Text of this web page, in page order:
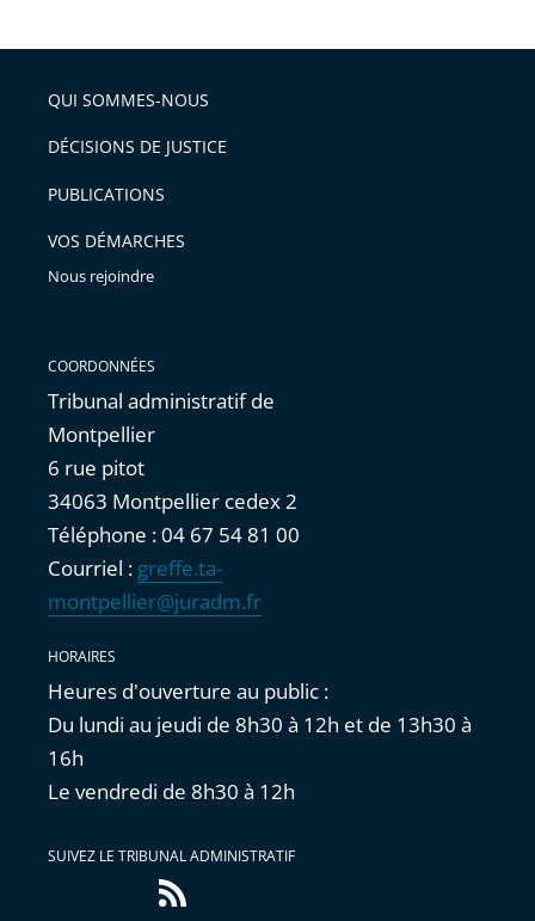
arriver
après
l'article
pour
avant
QUI SOMMES-NOUS
DÉCISIONS DE JUSTICE
PUBLICATIONS
VOS DÉMARCHES
Nous rejoindre
COORDONNÉES
Tribunal administratif de
Montpellier
6 rue pitot
34063 Montpellier cedex 2
Téléphone : 04 67 54 81 00
Courriel : greffe.ta-
montpellier@juradm.fr
HORAIRES
Heures d'ouverture au public :
Du lundi au jeudi de 8h30 à 12h et de 13h30 à
16h
Le vendredi de 8h30 à 12h
SUIVEZ LE TRIBUNAL ADMINISTRATIF
Flux
RSS